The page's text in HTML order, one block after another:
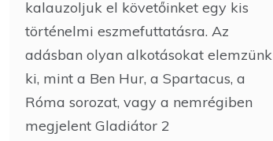
kalauzoljuk el követőinket egy kis
történelmi eszmefuttatásra. Az
adásban olyan alkotásokat elemzünk
ki, mint a Ben Hur, a Spartacus, a
Róma sorozat, vagy a nemrégiben
megjelent Gladiátor 2